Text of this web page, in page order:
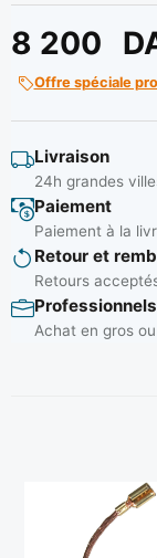
8 200
Offre spéciale
Livraison
24h grandes
Paiement
Paiement à la
Retour et
Retours
Professionnels
Achat en gros